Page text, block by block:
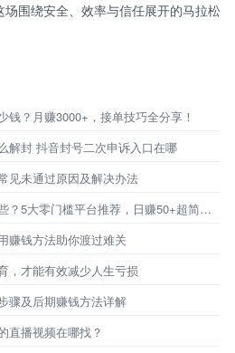
围绕安全、效率与信任展开的马拉松
？月赚3000+，接单技巧全分享！
解封 抖音封号二次申诉入口在哪
见未通过原因及解决办法
做任务赚钱的正规平台都有哪些？5大零门槛平台推荐，日赚50+超简单！
赚钱方法助你渡过难关
，才能有效减少人生亏损
骤及后期赚钱方法详解
直播视频在哪找？